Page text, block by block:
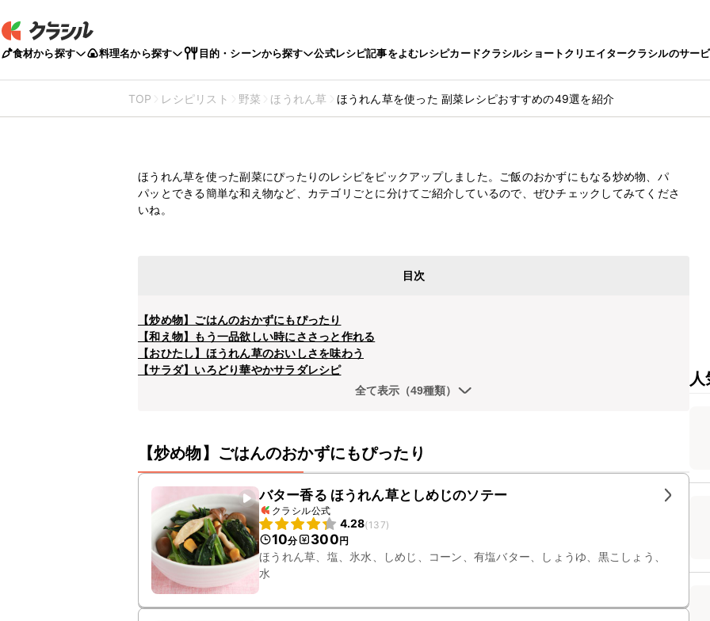
食材から探す 料理名から探す 目的・シーンから探す 公式レシピ記事をよむレシピカードクラシルショートクリエイタークラシルのサー
TOP レシピリスト 野菜 ほうれん草 ほうれん草を使った 副菜レシピおすすめの49選を紹介
副菜レシピおすすめの49選を紹介
ほうれん草を使った副菜にぴったりのレシピをピックアップしました。ご飯のおかずにもなる炒め物、パ
パッとできる簡単な和え物など、カテゴリごとに分けてご紹介しているので、ぜひチェックしてみてくださ
いね。
目次
【炒め物】ごはんのおかずにもぴったり
【和え物】もう一品欲しい時にささっと作れる
【おひたし】ほうれん草のおいしさを味わう
【サラダ】いろどり華やかサラダレシピ
全て表示（49種類）
【炒め物】ごはんのおかずにもぴったり
バター香る ほうれん草としめじのソテー
クラシル公式
4.28(137)
10分 300円
ほうれん草、塩、氷水、しめじ、コーン、有塩バター、しょうゆ、黒こしょう、
水